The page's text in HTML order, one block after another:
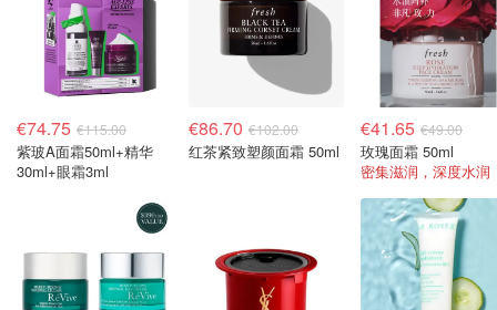
€74.75 €115.00
紫玻A面霜50ml+精华
30ml+眼霜3ml
€86.70 €102.00
红茶紧致塑颜面霜 50ml
€41.65 €49.00
玫瑰面霜 50ml
密集滋润，深度水润